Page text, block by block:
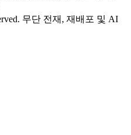
무단 전재, 재배포 및 AI